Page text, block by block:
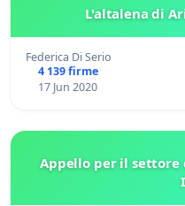
L'altalena di
Federica Di Serio
4 139 firme
17 Jun 2020
Appello per il